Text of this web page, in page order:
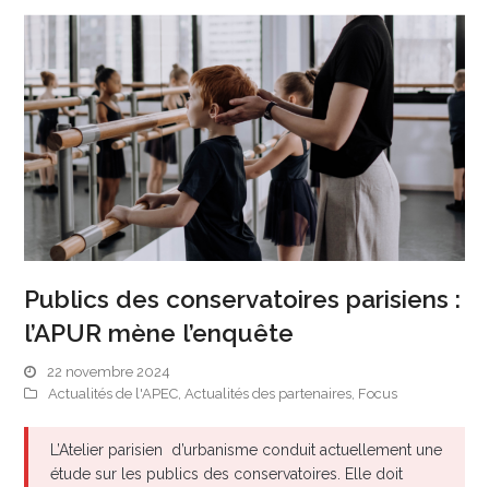
Publics des conservatoires parisiens :
l’APUR mène l’enquête
22 novembre 2024
Actualités de l'APEC ,Actualités des partenaires Focus
L’Atelier parisien d’urbanisme conduit actuellement une
étude sur les publics des conservatoires. Elle doit